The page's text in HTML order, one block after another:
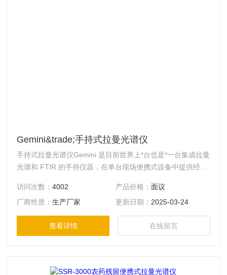
Gemini&trade;手持式拉曼光谱仪
手持式拉曼光谱仪Gemini 是目前世界上*台也是*一台集成拉曼
光谱和 FTIR 的手持仪器，在单台现场便携式设备中提供经实
访问次数：4002 产品价格： 面议
厂商性质：生产厂家 更新日期： 2025-03-24
查看详情 在线留言